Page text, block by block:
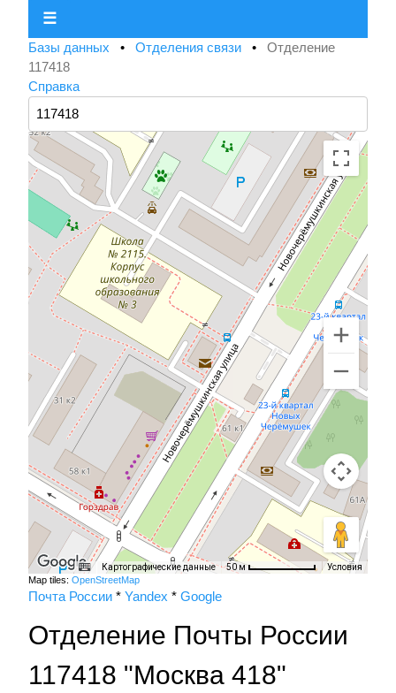
☰
Базы данных • Отделения связи • Отделение
117418
Справка
Картографические данные 50 м Условия
Map tiles: OpenStreetMap
Почта России * Yandex * Google
Отделение Почты России
117418 "Москва 418"